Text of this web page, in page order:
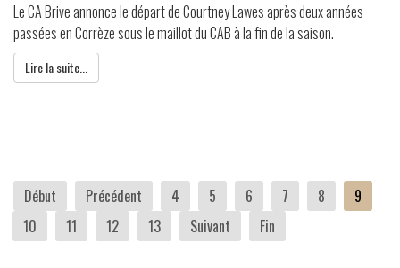
Le CA Brive annonce le départ de Courtney Lawes après deux années
passées en Corrèze sous le maillot du CAB à la fin de la saison.
Lire la suite...
Début Précédent 4 5 6 7 8
9
10
11 12 13 Suivant Fin